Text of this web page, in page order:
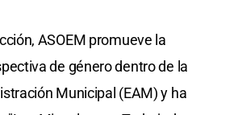
ASOEM promueve la
de género dentro de la
Municipal (EAM) y ha